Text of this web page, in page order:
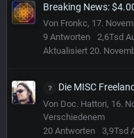
Breaking News:
Von Fronkc, 17.
9 Antworten 2,6Tsd
Aktualisiert 20.
Die MISC
Von Doc. Hattori, 16.
Verschiedenem
20 Antworten 3,9Tsd